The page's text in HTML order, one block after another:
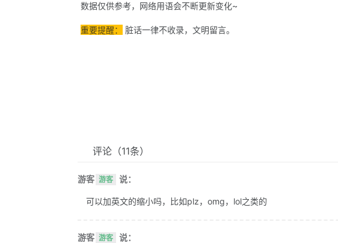
数据仅供参考，网络用语会不断更新变化~
重要提醒： 脏话一律不收录，文明留言。
评论 （11条）
游客 游客 说：
可以加英文的缩小吗，比如plz，omg，lol之类的
游客 游客 说：